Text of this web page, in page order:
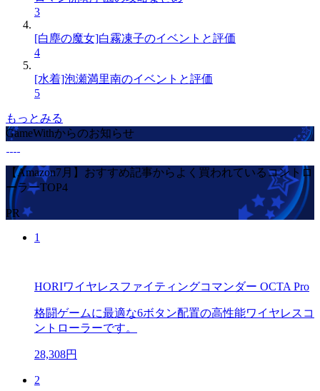
3
[白塵の魔女]白霧凍子のイベントと評価
4
[水着]泡瀬満里南のイベントと評価
5
もっとみる
GameWithからのお知らせ
【Amazon7月】おすすめ記事からよく買われているコントロ
ーラーTOP4
PR
1
HORIワイヤレスファイティングコマンダー OCTA Pro
格闘ゲームに最適な6ボタン配置の高性能ワイヤレスコ
ントローラーです。
28,308円
2